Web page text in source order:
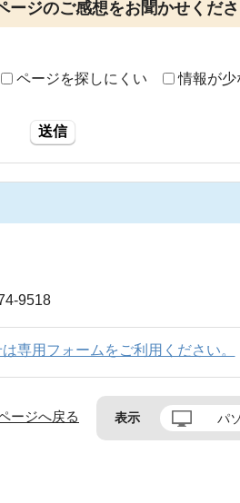
ジのご感想をお聞かせくださ
ページを探しにくい 情報が少
送信
9518
専用フォームをご利用ください。
ージへ戻る 表示 パ